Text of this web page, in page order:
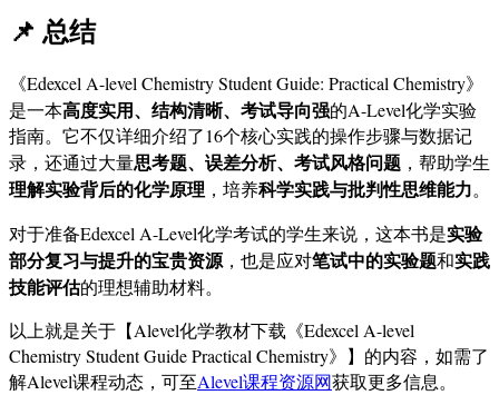
📌 总结
《Edexcel A-level Chemistry Student Guide: Practical Chemistry》
是一本高度实用、结构清晰、考试导向强的A-Level化学实验
指南。它不仅详细介绍了16个核心实践的操作步骤与数据记
录，还通过大量思考题、误差分析、考试风格问题 ，帮助学生
理解实验背后的化学原理 ，培养科学实践与批判性思维能力。
对于准备Edexcel A-Level化学考试的学生来说，这本书是实验
部分复习与提升的宝贵资源，也是应对笔试中的实验题和实践
技能评估的理想辅助材料。
以上就是关于【Alevel化学教材下载《Edexcel A-level
Chemistry Student Guide Practical Chemistry》】的内容，如需了
解Alevel课程动态，可至Alevel课程资源网获取更多信息。